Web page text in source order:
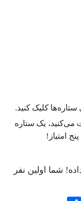
کلیک کنید.
می‌کنید، یک ستاره
امتیاز!
شما اولین نفر